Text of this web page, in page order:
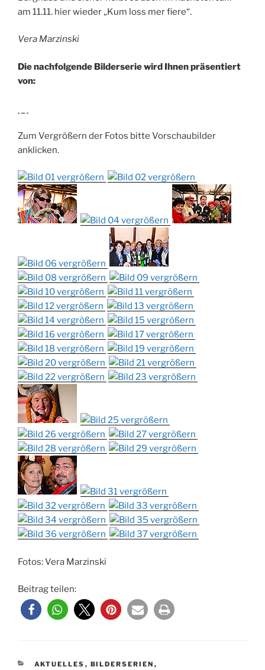
am 11.11. hier wieder „Kum loss mer fiere“.
Vera Marzinski
Die nachfolgende Bilderserie wird Ihnen präsentiert
von:
Zum Vergrößern der Fotos bitte Vorschaubilder
anklicken.
Fotos: Vera Marzinski
Beitrag teilen:
KATEGORIEN
AKTUELLES , BILDERSERIEN ,